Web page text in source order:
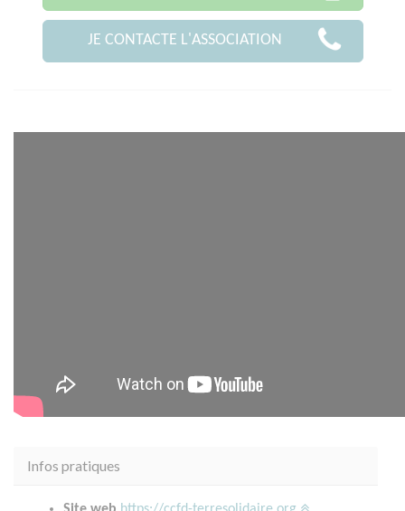
JE CONTACTE L'ASSOCIATION
Infos pratiques